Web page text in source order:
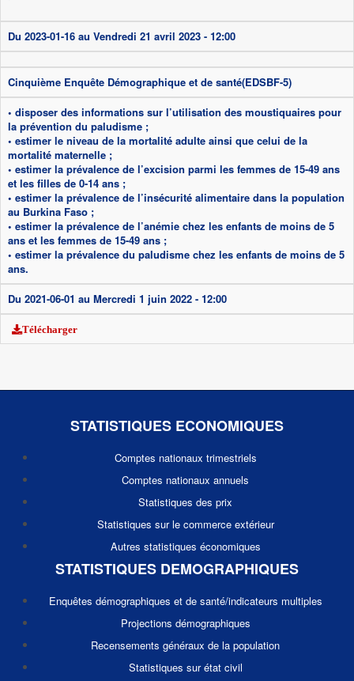
Du 2023-01-16 au Vendredi 21 avril 2023 - 12:00
Cinquième Enquête Démographique et de santé(EDSBF-5)
• disposer des informations sur l’utilisation des moustiquaires pour
la prévention du paludisme ;
• estimer le niveau de la mortalité adulte ainsi que celui de la
mortalité maternelle ;
• estimer la prévalence de l’excision parmi les femmes de 15-49 ans
et les filles de 0-14 ans ;
• estimer la prévalence de l’insécurité alimentaire dans la population
au Burkina Faso ;
• estimer la prévalence de l’anémie chez les enfants de moins de 5
ans et les femmes de 15-49 ans ;
• estimer la prévalence du paludisme chez les enfants de moins de 5
ans.
Du 2021-06-01 au Mercredi 1 juin 2022 - 12:00
Télécharger
STATISTIQUES ECONOMIQUES
Comptes nationaux trimestriels
Comptes nationaux annuels
Statistiques des prix
Statistiques sur le commerce extérieur
Autres statistiques économiques
STATISTIQUES DEMOGRAPHIQUES
Enquêtes démographiques et de santé/indicateurs multiples
Projections démographiques
Recensements généraux de la population
Statistiques sur état civil